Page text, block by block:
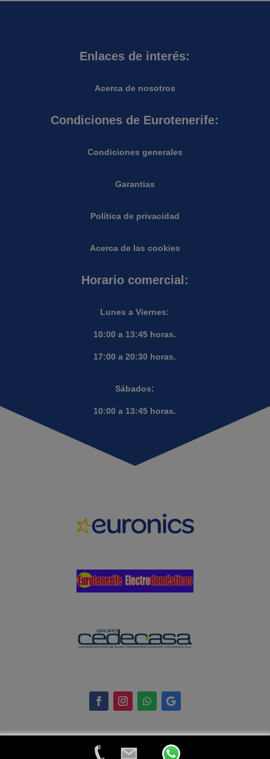
Enlaces de interés:
Acerca de nosotros
Condiciones de Eurotenerife:
Condiciones generales
Garantias
Política de privacidad
Acerca de las cookies
Horario comercial:
Lunes a Viernes:
10:00 a 13:45 horas.
17:00 a 20:30 horas.
Sábados:
10:00 a 13:45 horas.